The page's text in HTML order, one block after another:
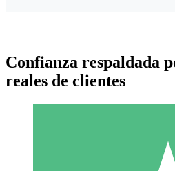
Confianza respaldada
reales de clientes